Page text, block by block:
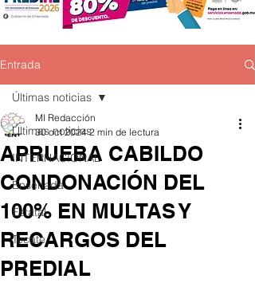
Entrada
Últimas noticias
INTERNACIONAL
Ensenada
Estatal
Tecate
Últimas noticias
APRUEBA CABILDO
CONDONACIÓN DEL
100% EN MULTAS Y
RECARGOS DEL
PREDIAL
MI Redacción
30 oct 2024 2 min de lectura